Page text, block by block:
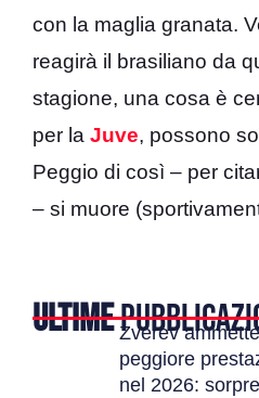
con la maglia granata.
reagirà il brasiliano da
stagione, una cosa è
per la Juve, possono
Peggio di così – per
– si muore
ULTIMEZverev
peggiore
nel 2026: